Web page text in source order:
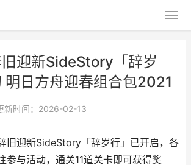
迎新SideStory「辞岁
明日方舟迎春组合包2021
新时间：2026-02-13
旧迎新SideStory「辞岁行」已开启，各
参与活动，通关11道关卡即可获得奖